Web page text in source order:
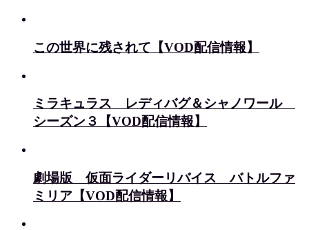
この世界に残されて【VOD配信情報】
ミラキュラス レディバグ＆シャノワール
シーズン３【VOD配信情報】
劇場版 仮面ライダーリバイス バトルファ
ミリア【VOD配信情報】